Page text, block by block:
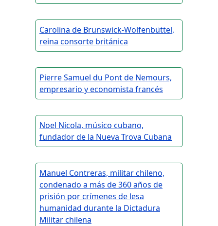
Carolina de Brunswick-Wolfenbüttel,
reina consorte británica
Pierre Samuel du Pont de Nemours,
empresario y economista francés
Noel Nicola, músico cubano,
fundador de la Nueva Trova Cubana
Manuel Contreras, militar chileno,
condenado a más de 360 años de
prisión por crímenes de lesa
humanidad durante la Dictadura
Militar chilena